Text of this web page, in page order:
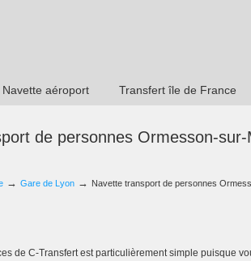
Navette aéroport Transfert île de France
de personnes Ormesson-
→ Gare de Lyon → Navette transport de personnes
de C-Transfert est particulièrement simple puisque